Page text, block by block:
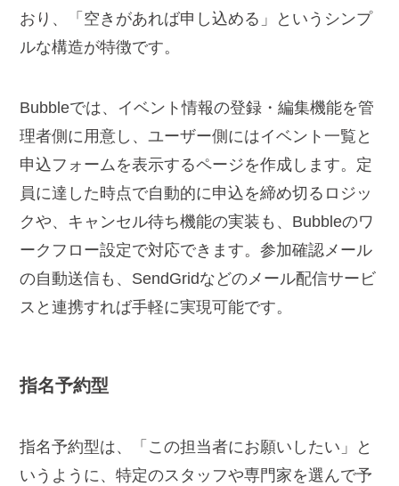
おり、「空きがあれば申し込める」というシンプ
ルな構造が特徴です。
Bubbleでは、イベント情報の登録・編集機能を管
理者側に用意し、ユーザー側にはイベント一覧と
申込フォームを表示するページを作成します。定
員に達した時点で自動的に申込を締め切るロジッ
クや、キャンセル待ち機能の実装も、Bubbleのワ
ークフロー設定で対応できます。参加確認メール
の自動送信も、SendGridなどのメール配信サービ
スと連携すれば手軽に実現可能です。
指名予約型
指名予約型は、「この担当者にお願いしたい」と
いうように、特定のスタッフや専門家を選んで予